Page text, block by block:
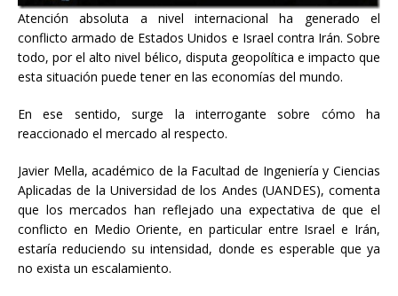
Atención absoluta a nivel internacional ha generado el
conflicto armado de Estados Unidos e Israel contra Irán. Sobre
todo, por el alto nivel bélico, disputa geopolítica e impacto que
esta situación puede tener en las economías del mundo.
En ese sentido, surge la interrogante sobre cómo ha
reaccionado el mercado al respecto.
Javier Mella, académico de la Facultad de Ingeniería y Ciencias
Aplicadas de la Universidad de los Andes (UANDES), comenta
que los mercados han reflejado una expectativa de que el
conflicto en Medio Oriente, en particular entre Israel e Irán,
estaría reduciendo su intensidad, donde es esperable que ya
no exista un escalamiento.